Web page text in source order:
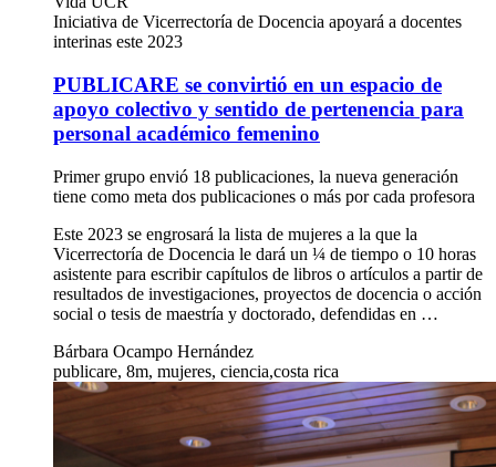
Iniciativa de Vicerrectoría de Docencia apoyará a docentes
interinas este 2023
PUBLICARE se convirtió en un espacio de
apoyo colectivo y sentido de pertenencia para
personal académico femenino
Primer grupo envió 18 publicaciones, la nueva generación
tiene como meta dos publicaciones o más por cada profesora
Este 2023 se engrosará la lista de mujeres a la que la
Vicerrectoría de Docencia le dará un ¼ de tiempo o 10 horas
asistente para escribir capítulos de libros o artículos a partir de
resultados de investigaciones, proyectos de docencia o acción
social o tesis de maestría y doctorado, defendidas en …
Bárbara Ocampo Hernández
publicare, 8m, mujeres, ciencia,costa rica